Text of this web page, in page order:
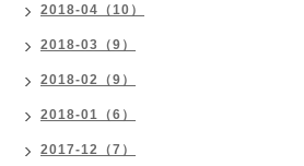
2018-04（10）
2018-03（9）
2018-02（9）
2018-01（6）
2017-12（7）